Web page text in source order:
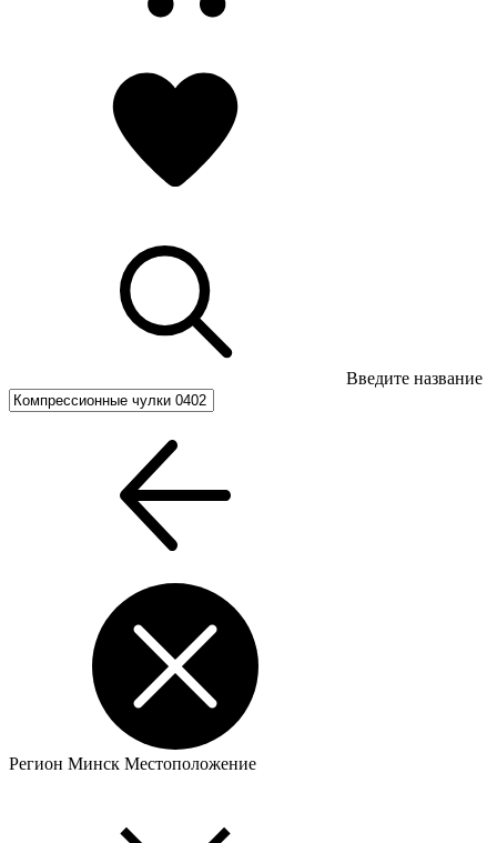
Введите название
Регион Минск Местоположение